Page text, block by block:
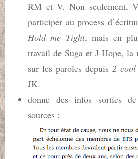
RM et V. Non seulement,
participer au process
Hold me Tight, mais en
travail de Suga et J-Hope, la
sur les paroles depuis2
JK.
donne des infos sorties
sources :